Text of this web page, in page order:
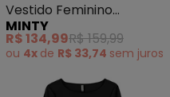
Vestido Feminino
Molecotton de Viscose
(Preto)
MINTY
R$ 134,99R$ 159,99
ou 4x de R$ 33,74 sem juros